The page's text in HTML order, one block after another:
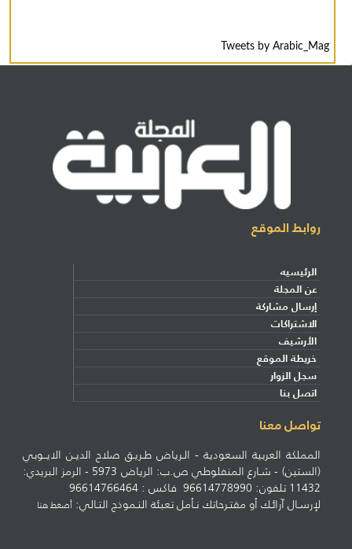
Tweets by Arabic_Mag
روابط الموقع
الرئيسيه
عن المجلة
إرسال مشاركة
الاشتراكات
الأرشيف
خريطة الموقع
سجل الزوار
اتصل بنا
تواصل معنا
المملكة العربية السعودية - الـرياض طـريـق صلاح الديـن الايــوبي
(الستين) - شـارع المنفلوطي ص.ب: الرياض 5973 - الرمز البريدي:
11432 تلفون: 96614778990 فاكس : 96614766464
لإرسـال آرائـك أو مقتـرحاتك نـأمل تعبئة النـموذج التـالي:أضغط هنا